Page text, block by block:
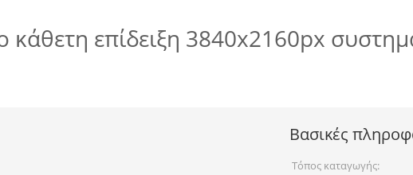
κάθετη επίδειξη 3840x2160px
Βασικές
Τόπος καταγωγής: